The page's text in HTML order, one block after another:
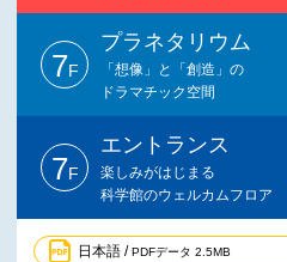
7F
プラネタリウム
「想像」と「創造」の
ドラマチック空間
7F
エントランス
楽しみがはじまる
科学館のウェルカムフロア
日本語 /PDFデータ 2.5MB